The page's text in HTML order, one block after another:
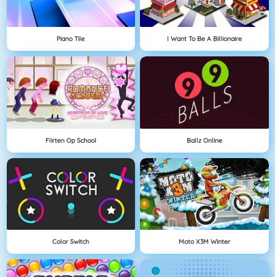
Piano Tile I Want To Be A Billionaire
Flirten Op School Ballz Online
Color Switch Moto X3M Winter